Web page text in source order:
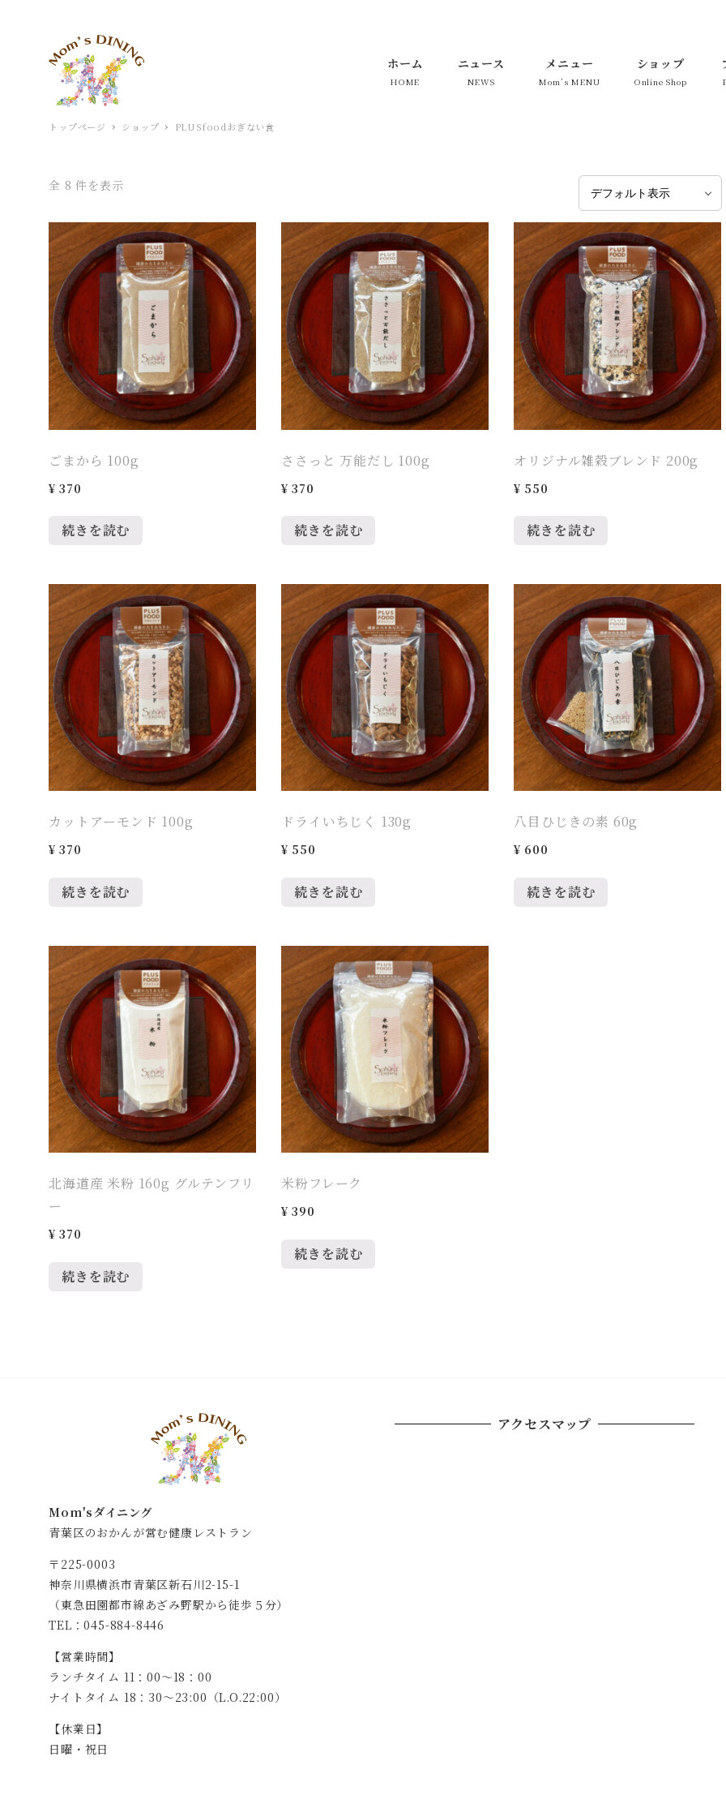
ホーム
HOME
ニュース
NEWS
メニュー
Mom’s MENU
ショップ
Online Shop
トップページ ショップ PLUSfoodおぎない食
全 8 件を表示
ごまから 100g
¥ 370
続きを読む
ささっと 万能だし 100g
¥ 370
続きを読む
オリジナル雑穀ブレンド 200g
¥ 550
続きを読む
カットアーモンド 100g
¥ 370
続きを読む
ドライいちじく 130g
¥ 550
続きを読む
八目ひじきの素 60g
¥ 600
続きを読む
北海道産 米粉 160g グルテンフリ
ー
¥ 370
続きを読む
米粉フレーク
¥ 390
続きを読む
Mom'sダイニング
青葉区のおかんが営む健康レストラン
〒225-0003
神奈川県横浜市青葉区新石川2-15-1
（東急田園都市線あざみ野駅から徒歩５分）
TEL：045-884-8446
【営業時間】
ランチタイム 11：00～18：00
ナイトタイム 18：30～23:00（L.O.22:00）
【休業日】
日曜・祝日
アクセスマップ